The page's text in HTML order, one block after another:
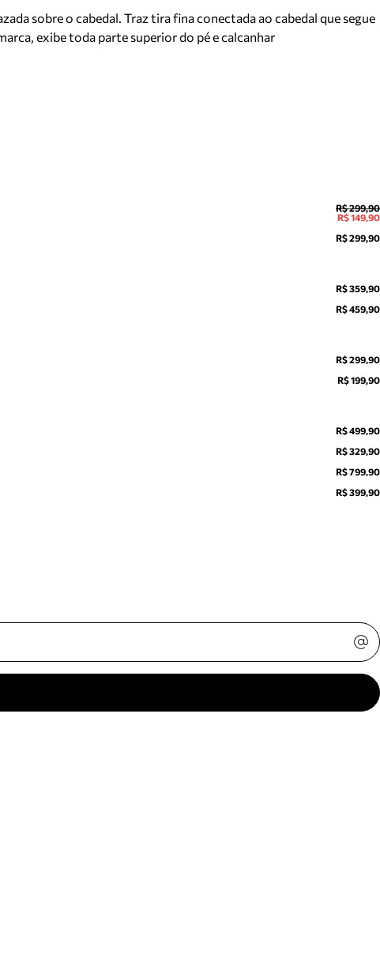
sobre o cabedal. Traz tira fina conectada ao cabedal que segue
exibe toda parte superior do pé e calcanhar
R$ 299,90
R$ 149,90
R$ 299,90
R$ 359,90
R$ 459,90
R$ 299,90
R$ 199,90
R$ 499,90
R$ 329,90
R$ 799,90
R$ 399,90